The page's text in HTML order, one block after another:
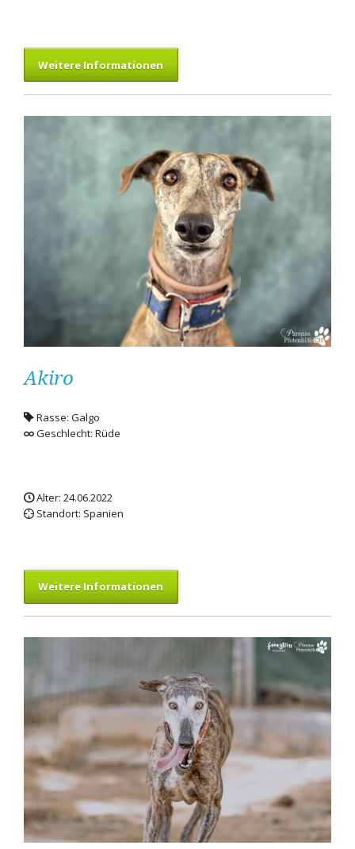
Weitere Informationen
Akiro
Rasse: Galgo
Geschlecht: Rüde
Alter: 24.06.2022
Standort: Spanien
Weitere Informationen